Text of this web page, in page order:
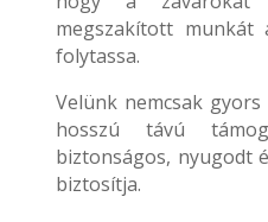
megszakított munkát
folytassa.
Velünk nemcsak
hosszú távú
biztonságos, nyugodt
biztosítja.